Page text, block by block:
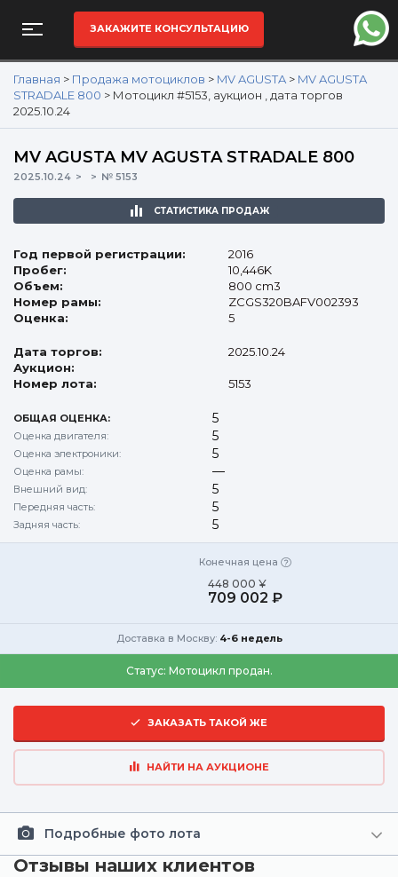
ЗАКАЖИТЕ КОНСУЛЬТАЦИЮ
Главная > Продажа мотоциклов > MV AGUSTA > MV AGUSTA
STRADALE 800 > Мотоцикл #5153, аукцион , дата торгов
2025.10.24
MV AGUSTA MV AGUSTA STRADALE 800
2025.10.24 № 5153
СТАТИСТИКА ПРОДАЖ
Год первой регистрации:
2016
Пробег:
10,446K
Объем:
800 cm3
Номер рамы:
ZCGS320BAFV002393
Оценка:
5
Дата торгов:
2025.10.24
Аукцион:
Номер лота:
5153
ОБЩАЯ ОЦЕНКА: 5
Оценка двигателя: 5
Оценка электроники: 5
Оценка рамы: —
Внешний вид: 5
Передняя часть: 5
Задняя часть: 5
Конечная цена
448 000 ¥
709 002 ₽
Доставка в Москву: 4-6 недель
Статус: Мотоцикл продан.
ЗАКАЗАТЬ ТАКОЙ ЖЕ
НАЙТИ НА АУКЦИОНЕ
Подробные фото лота
Отзывы наших клиентов